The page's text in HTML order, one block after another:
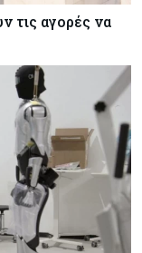
τις αγορές να